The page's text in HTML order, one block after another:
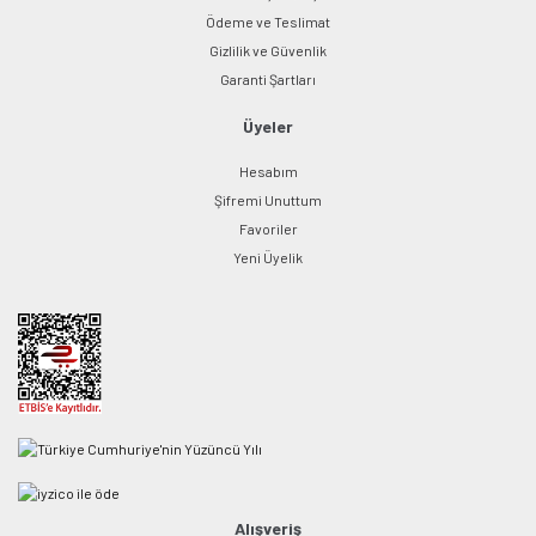
Ödeme ve Teslimat
Gizlilik ve Güvenlik
Garanti Şartları
Üyeler
Hesabım
Şifremi Unuttum
Favoriler
Yeni Üyelik
Alışveriş